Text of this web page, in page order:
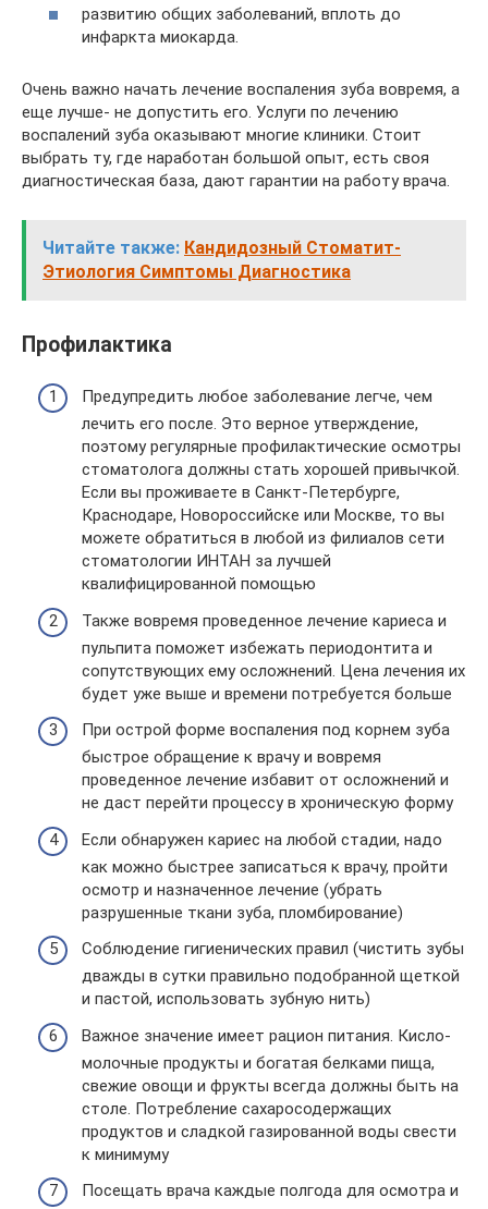
развитию общих заболеваний, вплоть до
инфаркта миокарда.
Очень важно начать лечение воспаления зуба вовремя, а
еще лучше- не допустить его. Услуги по лечению
воспалений зуба оказывают многие клиники. Стоит
выбрать ту, где наработан большой опыт, есть своя
диагностическая база, дают гарантии на работу врача.
Читайте также: Кандидозный Стоматит-
Этиология Симптомы Диагностика
Профилактика
Предупредить любое заболевание легче, чем
лечить его после. Это верное утверждение,
поэтому регулярные профилактические осмотры
стоматолога должны стать хорошей привычкой.
Если вы проживаете в Санкт-Петербурге,
Краснодаре, Новороссийске или Москве, то вы
можете обратиться в любой из филиалов сети
стоматологии ИНТАН за лучшей
квалифицированной помощью
Также вовремя проведенное лечение кариеса и
пульпита поможет избежать периодонтита и
сопутствующих ему осложнений. Цена лечения их
будет уже выше и времени потребуется больше
При острой форме воспаления под корнем зуба
быстрое обращение к врачу и вовремя
проведенное лечение избавит от осложнений и
не даст перейти процессу в хроническую форму
Если обнаружен кариес на любой стадии, надо
как можно быстрее записаться к врачу, пройти
осмотр и назначенное лечение (убрать
разрушенные ткани зуба, пломбирование)
Соблюдение гигиенических правил (чистить зубы
дважды в сутки правильно подобранной щеткой
и пастой, использовать зубную нить)
Важное значение имеет рацион питания. Кисло-
молочные продукты и богатая белками пища,
свежие овощи и фрукты всегда должны быть на
столе. Потребление сахаросодержащих
продуктов и сладкой газированной воды свести
к минимуму
Посещать врача каждые полгода для осмотра и